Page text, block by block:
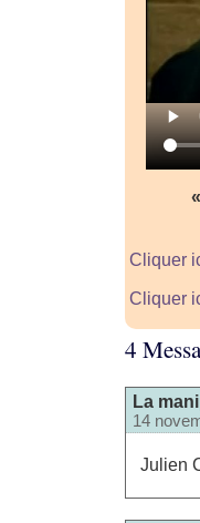
Cliquer
Cliquer
4
La
14
Julien